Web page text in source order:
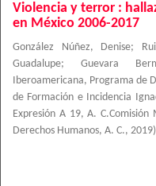
Violencia y terror :
en México 2006-2017
González Núñez, Denise;
Guadalupe; Guevara
Iberoamericana, Programa de
de Formación e Incidencia
Expresión A 19, A.
Derechos Humanos, A. C., 2019)